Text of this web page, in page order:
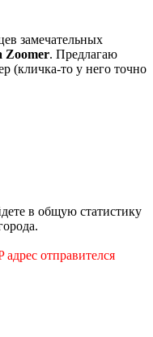
замечательных
Zoomer. Предлагаю
(кличка-то у него точно
в общую статистику
отправителся